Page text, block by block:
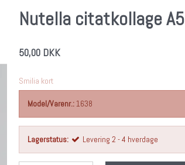
Nutella citatkollage A5
50,00 DKK
Smilia kort
Model/Varenr.:1638
Lagerstatus: Levering 2 - 4 hverdage